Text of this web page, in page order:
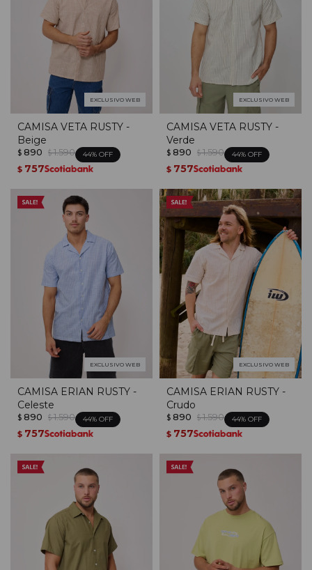
EXCLUSIVO WEB
CAMISA VETA RUSTY -
Beige
$ 890 $ 1.590 44
$ 757
EXCLUSIVO WEB
CAMISA VETA RUSTY -
Verde
$ 890 $ 1.590 44
$ 757
EXCLUSIVO WEB
CAMISA ERIAN RUSTY -
Celeste
$ 890 $ 1.590 44
$ 757
EXCLUSIVO WEB
CAMISA ERIAN RUSTY -
Crudo
$ 890 $ 1.590 44
$ 757